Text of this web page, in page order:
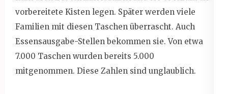
vorbereitete Kisten legen. Später werden viele
Familien mit diesen Taschen überrascht. Auch
Essensausgabe-Stellen bekommen sie. Von etwa
7.000 Taschen wurden bereits 5.000
mitgenommen. Diese Zahlen sind unglaublich.